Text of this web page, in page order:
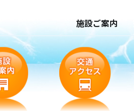
施設ご案内